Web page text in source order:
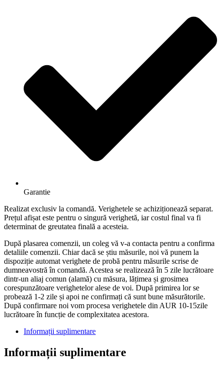
Garantie
Realizat exclusiv la comandă. Verighetele se achiziționează separat.
Prețul afișat este pentru o singură verighetă, iar costul final va fi
determinat de greutatea finală a acesteia.
După plasarea comenzii, un coleg vă v-a contacta pentru a confirma
detaliile comenzii. Chiar dacă se știu măsurile, noi vă punem la
dispoziție automat verighete de probă pentru măsurile scrise de
dumneavostră în comandă. Acestea se realizează în 5 zile lucrătoare
dintr-un aliaj comun (alamă) cu măsura, lățimea și grosimea
corespunzătoare verighetelor alese de voi. După primirea lor se
probează 1-2 zile și apoi ne confirmați că sunt bune măsurătorile.
După confirmare noi vom procesa verighetele din AUR 10-15zile
lucrătoare în funcție de complexitatea acestora.
Informații suplimentare
Informații suplimentare